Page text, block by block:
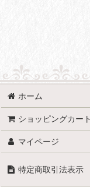
ホーム
ショッピングカート
マイページ
特定商取引法表示